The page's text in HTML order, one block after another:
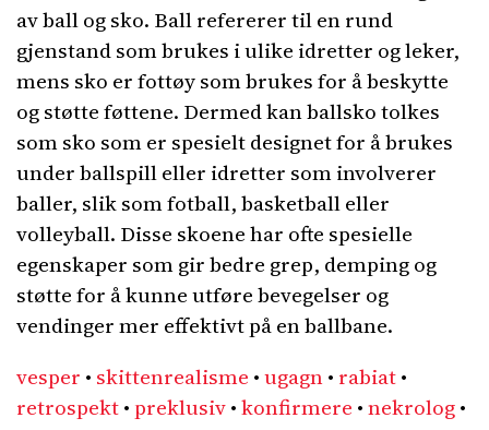
av ball og sko. Ball refererer til en rund
gjenstand som brukes i ulike idretter og leker,
mens sko er fottøy som brukes for å beskytte
og støtte føttene. Dermed kan ballsko tolkes
som sko som er spesielt designet for å brukes
under ballspill eller idretter som involverer
baller, slik som fotball, basketball eller
volleyball. Disse skoene har ofte spesielle
egenskaper som gir bedre grep, demping og
støtte for å kunne utføre bevegelser og
vendinger mer effektivt på en ballbane.
vesper • skittenrealisme •ugagn• rabiat•
retrospekt•preklusiv•konfirmere •nekrolog•